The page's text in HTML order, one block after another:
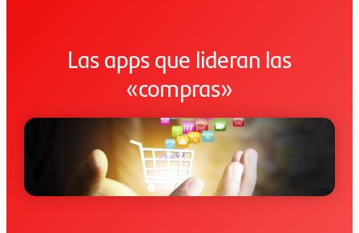
Las apps que lideran las
«compras»